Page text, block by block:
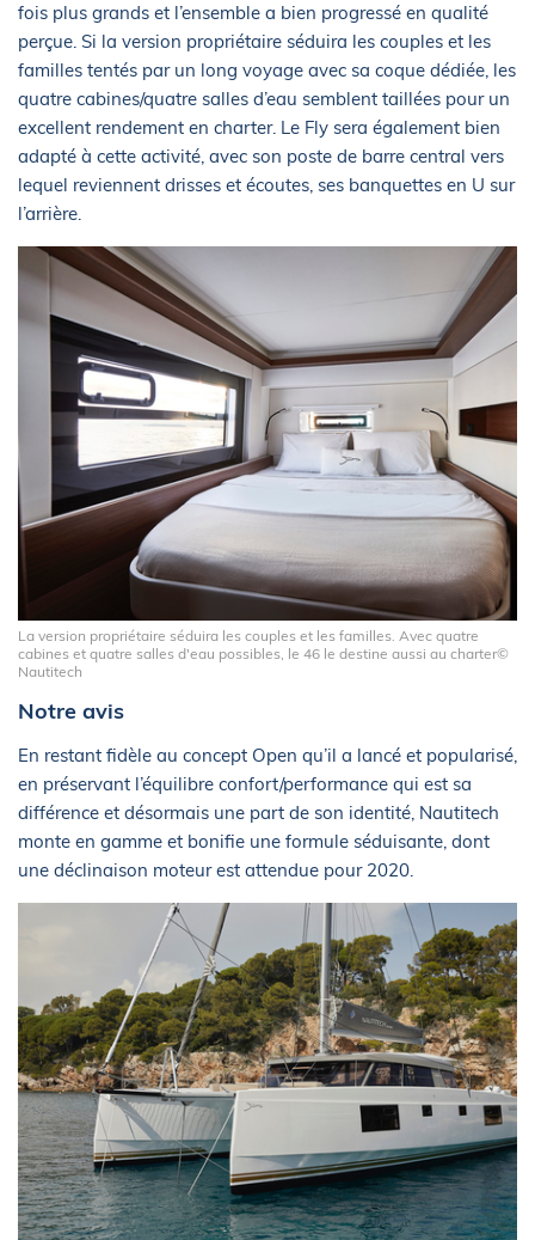
fois plus grands et l’ensemble a bien progressé en qualité
perçue. Si la version propriétaire séduira les couples et les
familles tentés par un long voyage avec sa coque dédiée, les
quatre cabines/quatre salles d’eau semblent taillées pour un
excellent rendement en charter. Le Fly sera également bien
adapté à cette activité, avec son poste de barre central vers
lequel reviennent drisses et écoutes, ses banquettes en U sur
l’arrière.
La version propriétaire séduira les couples et les familles. Avec quatre
cabines et quatre salles d'eau possibles, le 46 le destine aussi au charter©
Nautitech
Notre avis
En restant fidèle au concept Open qu’il a lancé et popularisé,
en préservant l’équilibre confort/performance qui est sa
différence et désormais une part de son identité, Nautitech
monte en gamme et bonifie une formule séduisante, dont
une déclinaison moteur est attendue pour 2020.